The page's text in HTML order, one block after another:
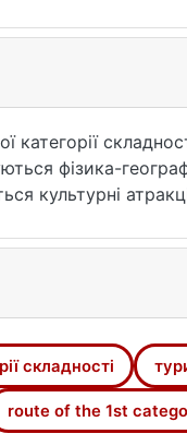
фізика-
культурні
перебіг походу,
Результати
Івано-
складності
route of the 1st